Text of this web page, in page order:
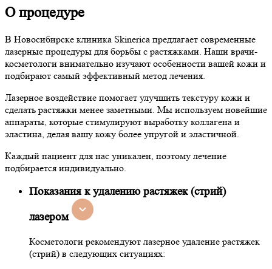
О процедуре
В Новосибирске клиника Skinerica предлагает современные
лазерные процедуры для борьбы с растяжками. Наши врачи-
косметологи внимательно изучают особенности вашей кожи и
подбирают самый эффективный метод лечения.
Лазерное воздействие помогает улучшить текстуру кожи и
сделать растяжки менее заметными. Мы используем новейшие
аппараты, которые стимулируют выработку коллагена и
эластина, делая вашу кожу более упругой и эластичной.
Каждый пациент для нас уникален, поэтому лечение
подбирается индивидуально.
Показания к удалению растяжек (стрий)
лазером
Косметологи рекомендуют лазерное удаление растяжек
(стрий) в следующих ситуациях: